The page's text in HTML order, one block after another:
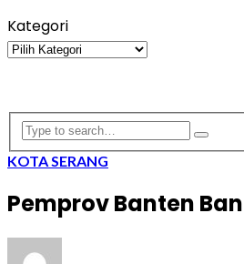
Kategori
Kategori
KOTA SERANG
Pemprov Banten